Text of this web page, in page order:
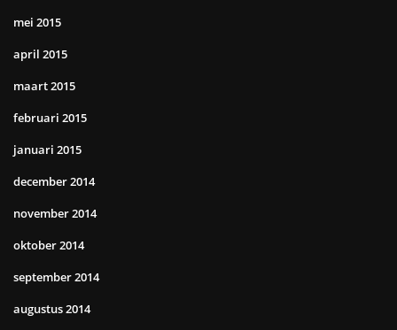
mei 2015
april 2015
maart 2015
februari 2015
januari 2015
december 2014
november 2014
oktober 2014
september 2014
augustus 2014